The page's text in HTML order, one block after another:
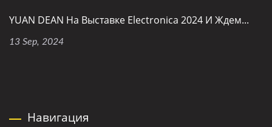
YUAN DEAN На Выставке Electronica 2024 И Ждем...
13 Sep, 2024
Навигация